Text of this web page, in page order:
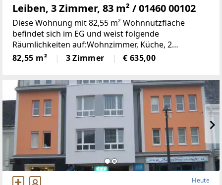
Leiben, 3 Zimmer, 83 m² / 01460 00102
Diese Wohnung mit 82,55 m² Wohnnutzfläche
befindet sich im EG und weist folgende
Räumlichkeiten auf:Wohnzimmer, Küche, 2
Schlafzimmer, Bad, WC, Abstellraum, Vorraum und
LoggiaMiete € 635Finanzierungsbeitrag € 3.700Die
82,55 m² 3 Zimmer € 635,00
Heute